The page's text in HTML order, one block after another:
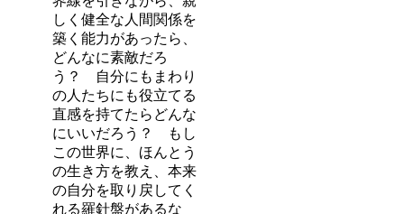
しく健全な人間関係を
築く能力があったら、
どんなに素敵だろ
う？ 自分にもまわり
の人たちにも役立てる
直感を持てたらどんな
にいいだろう？ もし
この世界に、ほんとう
の生き方を教え、本来
の自分を取り戻してく
れる羅針盤があるな